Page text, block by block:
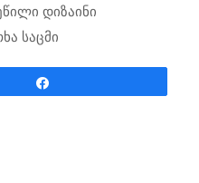
დიზაინი
საცმი